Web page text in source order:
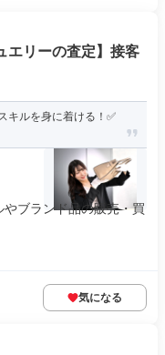
エリーの査定】接客
キルを身に着ける！✅
ブランド品の販売・買
気になる